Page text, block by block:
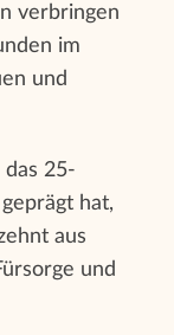
verbringen
im
und
das 25-
hat,
aus
und